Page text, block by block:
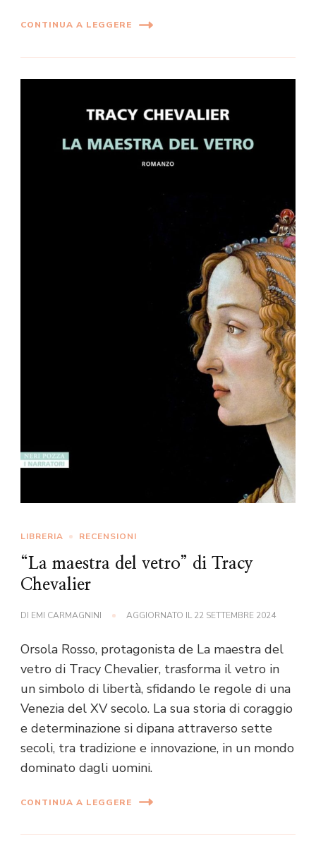
CONTINUA A LEGGERE
LIBRERIA RECENSIONI
“La maestra del vetro” di Tracy
Chevalier
DI EMI CARMAGNINI AGGIORNATO IL22 SETTEMBRE 2024
Orsola Rosso, protagonista de La maestra del
vetro di Tracy Chevalier, trasforma il vetro in
un simbolo di libertà, sfidando le regole di una
Venezia del XV secolo. La sua storia di coraggio
e determinazione si dipana attraverso sette
secoli, tra tradizione e innovazione, in un mondo
dominato dagli uomini.
CONTINUA A LEGGERE